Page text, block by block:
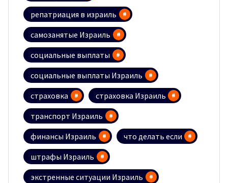
репатриация в израиль
самозанятые Израиль
социальные выплаты
социальные выплаты Израиль
страховка
страховка Израиль
транспорт Израиль
финансы Израиль
что делать если
штрафы Израиль
экстренные ситуации Израиль